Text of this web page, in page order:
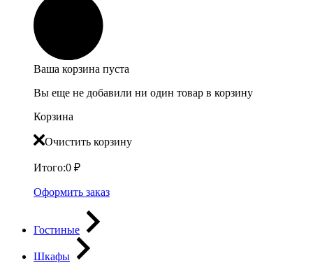
Ваша корзина пуста
Вы еще не добавили ни один товар в корзину
Корзина
Очистить корзину
Итого:0 ₽
Оформить заказ
Гостиные
Шкафы